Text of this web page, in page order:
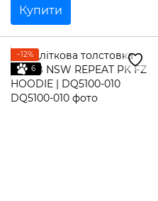
Купити
−12%
6